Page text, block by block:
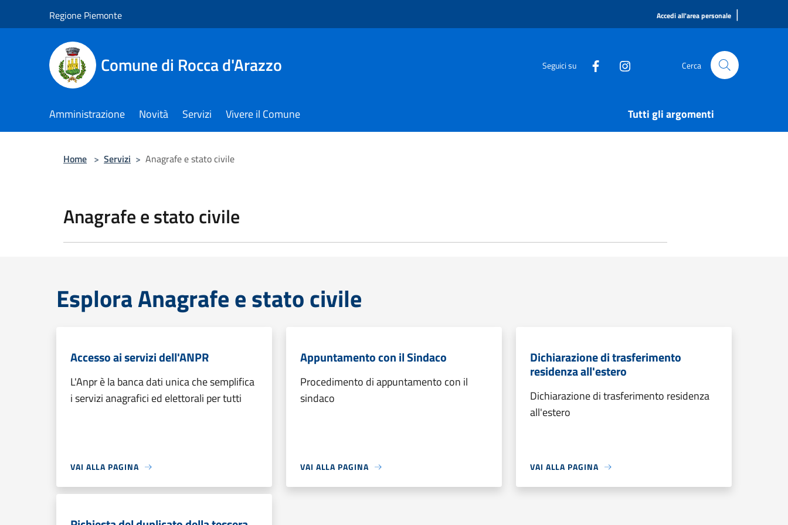
Regione Piemonte Accedi all'area personale |
Comune di Rocca d'Arazzo Seguici su Cerca
Amministrazione Novità Servizi Vivere il Comune Tutti gli argomenti
Home > Servizi > Anagrafe e stato civile
Anagrafe e stato civile
Esplora Anagrafe e stato civile
Accesso ai servizi dell'ANPR
L'Anpr è la banca dati unica che semplifica
i servizi anagrafici ed elettorali per tutti
VAI ALLA PAGINA
Appuntamento con il Sindaco
Procedimento di appuntamento con il
sindaco
VAI ALLA PAGINA
Dichiarazione di trasferimento
residenza all'estero
Dichiarazione di trasferimento residenza
all'estero
VAI ALLA PAGINA